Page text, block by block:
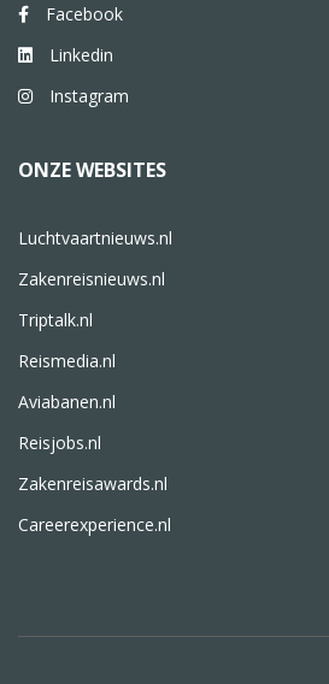
Facebook
Linkedin
Instagram
ONZE WEBSITES
Luchtvaartnieuws.nl
Zakenreisnieuws.nl
Triptalk.nl
Reismedia.nl
Aviabanen.nl
Reisjobs.nl
Zakenreisawards.nl
Careerexperience.nl